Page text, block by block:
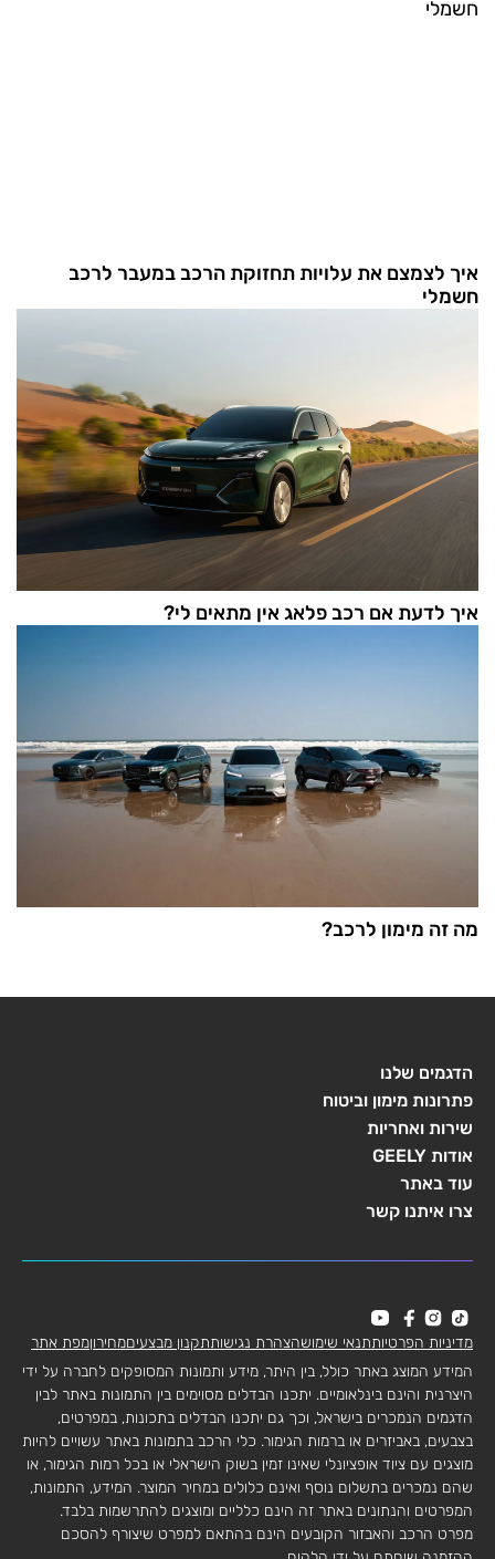
איך לצמצם את עלויות תחזוקת הרכב במעבר לרכב
חשמלי
איך לדעת אם רכב פלאג אין מתאים לי?
מה זה מימון לרכב?
הדגמים שלנו
פתרונות מימון וביטוח
שירות ואחריות
אודות GEELY
עוד באתר
צרו איתנו קשר
מדיניות הפרטיותתנאי שימושהצהרת נגישותתקנון מבצעיםמחירוןמפת אתר
המידע המוצג באתר כולל, בין היתר, מידע ותמונות המסופקים לחברה על ידי
היצרנית והינם בינלאומיים. יתכנו הבדלים מסוימים בין התמונות באתר לבין
הדגמים הנמכרים בישראל, וכך גם יתכנו הבדלים בתכונות, במפרטים,
בצבעים, באביזרים או ברמות הגימור. כלי הרכב בתמונות באתר עשויים להיות
מוצגים עם ציוד אופציונלי שאינו זמין בשוק הישראלי או בכל רמות הגימור, או
שהם נמכרים בתשלום נוסף ואינם כלולים במחיר המוצר. המידע, התמונות,
המפרטים והנתונים באתר זה הינם כלליים ומוצגים להתרשמות בלבד.
מפרט הרכב והאבזור הקובעים הינם בהתאם למפרט שיצורף להסכם